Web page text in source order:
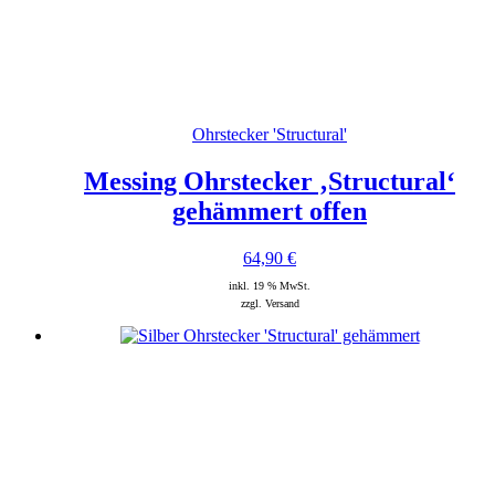
Ohrstecker 'Structural'
Messing Ohrstecker ‚Structural‘
gehämmert offen
64,90 €
inkl. 19 % MwSt.
zzgl. Versand